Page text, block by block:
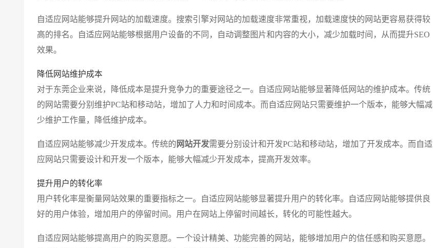
自适应网站能够提升网站的加载速度。搜索引擎对网站的加载速度非常重视，加载速度快的网站更容易获得较
高的排名。自适应网站能够根据用户设备的不同，自动调整图片和内容的大小，减少加载时间，从而提升SEO
效果。
降低网站维护成本
对于东莞企业来说，降低成本是提升竞争力的重要途径之一。自适应网站能够显著降低网站的维护成本。传统
的网站需要分别维护PC站和移动站，增加了人力和时间成本。而自适应网站只需要维护一个版本，能够大幅减
少维护工作量，降低维护成本。
自适应网站能够减少开发成本。传统的 网站开发需要分别设计和开发PC站和移动站，增加了开发成本。而自适
应网站只需要设计和开发一个版本，能够大幅减少开发成本，提高开发效率。
提升用户的转化率
用户转化率是衡量网站效果的重要指标之一。自适应网站能够显著提升用户的转化率。自适应网站能够提供良
好的用户体验，增加用户的停留时间。用户在网站上停留时间越长，转化的可能性越大。
自适应网站能够提高用户的购买意愿。一个设计精美、功能完善的网站，能够增加用户的信任感和购买意愿。